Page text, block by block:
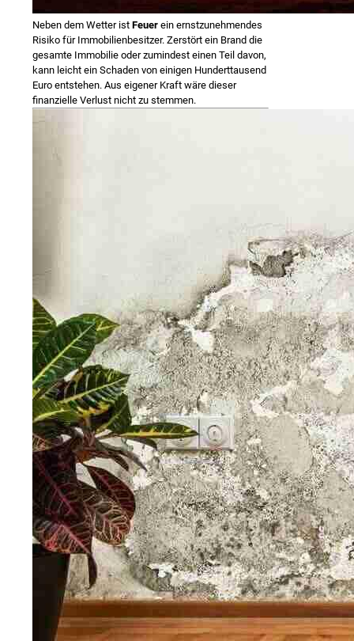
Neben dem Wetter ist Feuer ein ernstzunehmendes
Risiko für Immobilienbesitzer. Zerstört ein Brand die
gesamte Immobilie oder zumindest einen Teil davon,
kann leicht ein Schaden von einigen Hunderttausend
Euro entstehen. Aus eigener Kraft wäre dieser
finanzielle Verlust nicht zu stemmen.